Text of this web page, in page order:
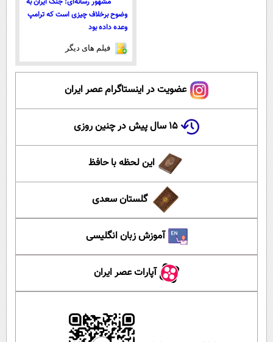
وضوح برخلاف چیزی است که ترامپ
وعده داده بود
فیلم های دیگر
عضویت در اینستاگرام عصر ایران
۱۵ سال پیش در چنین روزی
این لحظه با حافظ
گلستان سعدی
آموزش زبان انگلیسی
آپارات عصر ایران